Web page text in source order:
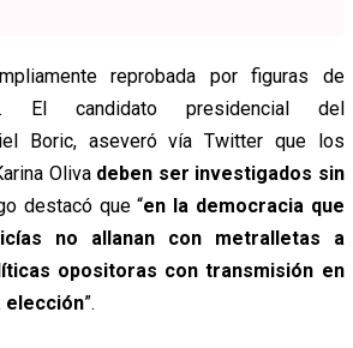
reprobada por figuras de
El candidato presidencial del
Boric, aseveró vía Twitter que los
Oliva deben ser investigados sin
destacó que “en la democracia que
no allanan con metralletas a
opositoras con transmisión en
elección”.